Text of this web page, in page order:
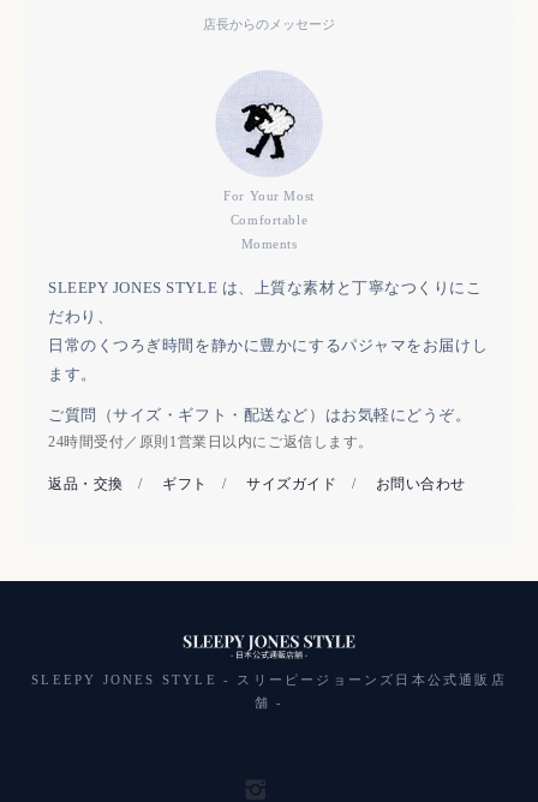
店長からのメッセージ
For Your Most
Comfortable
Moments
SLEEPY JONES STYLE は、上質な素材と丁寧なつくりにこ
だわり、
日常のくつろぎ時間を静かに豊かにするパジャマをお届けし
ます。
ご質問（サイズ・ギフト・配送など）はお気軽にどうぞ。
24時間受付／原則1営業日以内にご返信します。
返品・交換 / ギフト / サイズガイド / お問い合わせ
SLEEPY JONES STYLE - スリーピージョーンズ日本公式通販店
舗 -